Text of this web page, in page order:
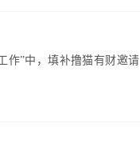
作”中，填补撸猫有财邀请